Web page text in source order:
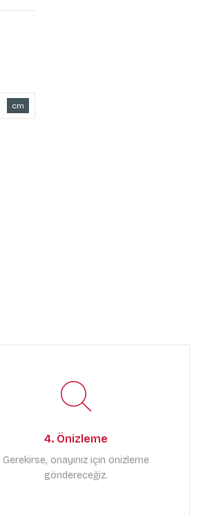
cm
4. Önizleme
Gerekirse, onayınız için önizleme
göndereceğiz.